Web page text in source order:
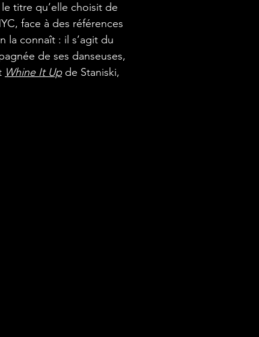
titre qu’elle choisit de
face à des références
la connaît : il s’agit du
de ses danseuses,
Whine It Up de Staniski,